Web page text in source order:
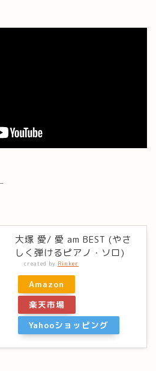
大塚 愛/ 愛 am BEST (やさ
しく弾けるピアノ・ソロ)
created by Rinker
Amazon
楽天市場
Yahooショッピング